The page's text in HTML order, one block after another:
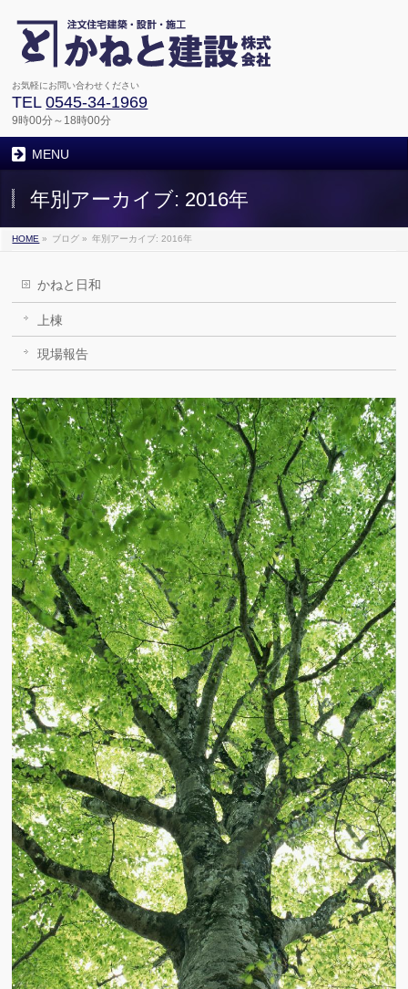
お気軽にお問い合わせください
TEL0545-34-1969
9時00分～18時00分
MENU
年別アーカイブ: 2016年
HOME » ブログ » 年別アーカイブ: 2016年
かねと日和
上棟
現場報告